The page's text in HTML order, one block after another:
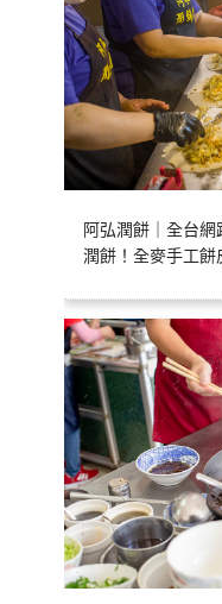
阿弘潤餅｜全台
潤餅！全麥手工餅